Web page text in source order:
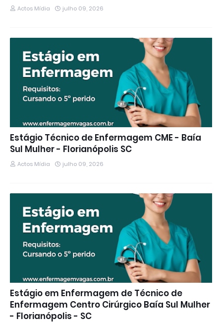
Actos Mídia julho 09, 2026
Estágio Técnico de Enfermagem CME - Baía
Sul Mulher - Florianópolis SC
Actos Mídia julho 09, 2026
Estágio em Enfermagem de Técnico de
Enfermagem Centro Cirúrgico Baía Sul Mulher
- Florianópolis - SC